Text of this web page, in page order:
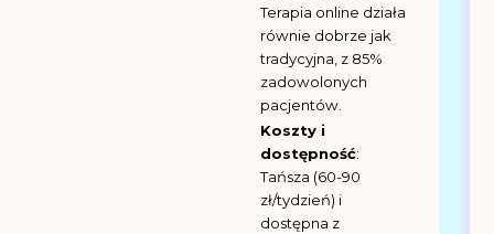
Terapia online działa
równie dobrze jak
tradycyjna, z 85%
zadowolonych
pacjentów.
Koszty i
dostępność:
Tańsza (60-90
zł/tydzień) i
dostępna z